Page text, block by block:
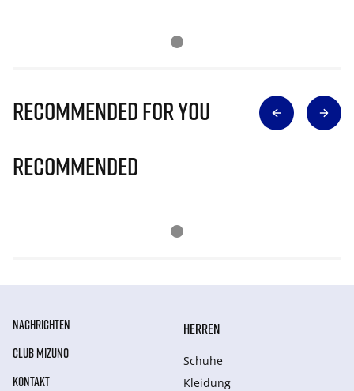
Recommended for you
Recommended
NACHRICHTEN
CLUB MIZUNO
KONTAKT
HERREN
Schuhe
Kleidung